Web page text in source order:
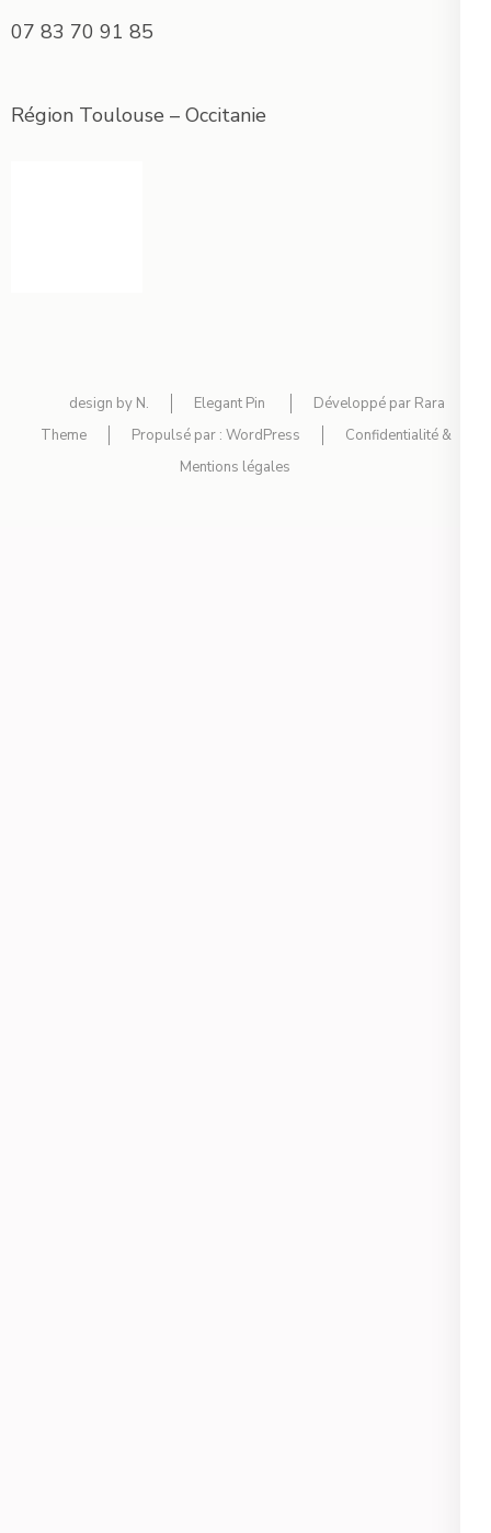
07 83 70 91 85
Région Toulouse – Occitanie
design by N. Elegant Pin Développé par Rara
Theme
Propulsé par : WordPress
Confidentialité &
Mentions légales